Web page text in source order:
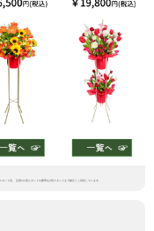
ンド花。 定番の1段スタンドや豪華な2段スタンドまで幅広くご用意しています。